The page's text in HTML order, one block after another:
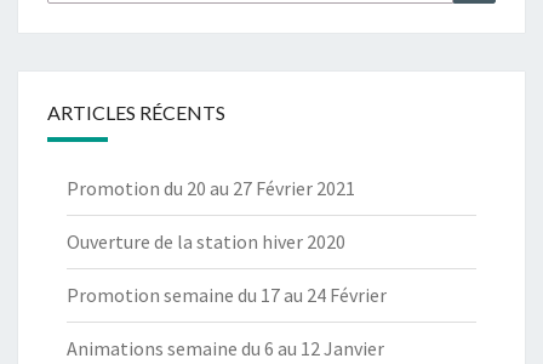
ARTICLES RÉCENTS
Promotion du 20 au 27 Février 2021
Ouverture de la station hiver 2020
Promotion semaine du 17 au 24 Février
Animations semaine du 6 au 12 Janvier